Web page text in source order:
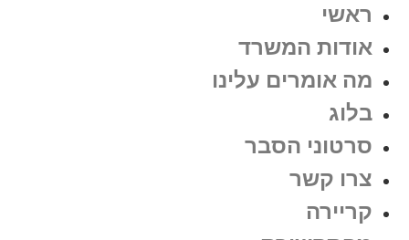
ראשי
אודות המשרד
מה אומרים עלינו
בלוג
סרטוני הסבר
צרו קשר
קריירה